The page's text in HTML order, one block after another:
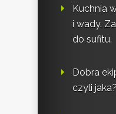
Kuchnia
i wady.
do sufitu.
Dobra
czyli jaka?